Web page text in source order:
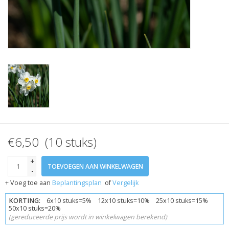
Onze tuinen!
Sterke Bollen Dagen
Nieuws
€6,50 (10 stuks)
+
-
TOEVOEGEN AAN WINKELWAGEN
+ Voeg toe aan Beplantingsplan ofVergelijk
KORTING: 6x10 stuks=5% 12x10 stuks=10% 25x10 stuks=15%
50x10 stuks=20%
(gereduceerde prijs wordt in winkelwagen berekend)